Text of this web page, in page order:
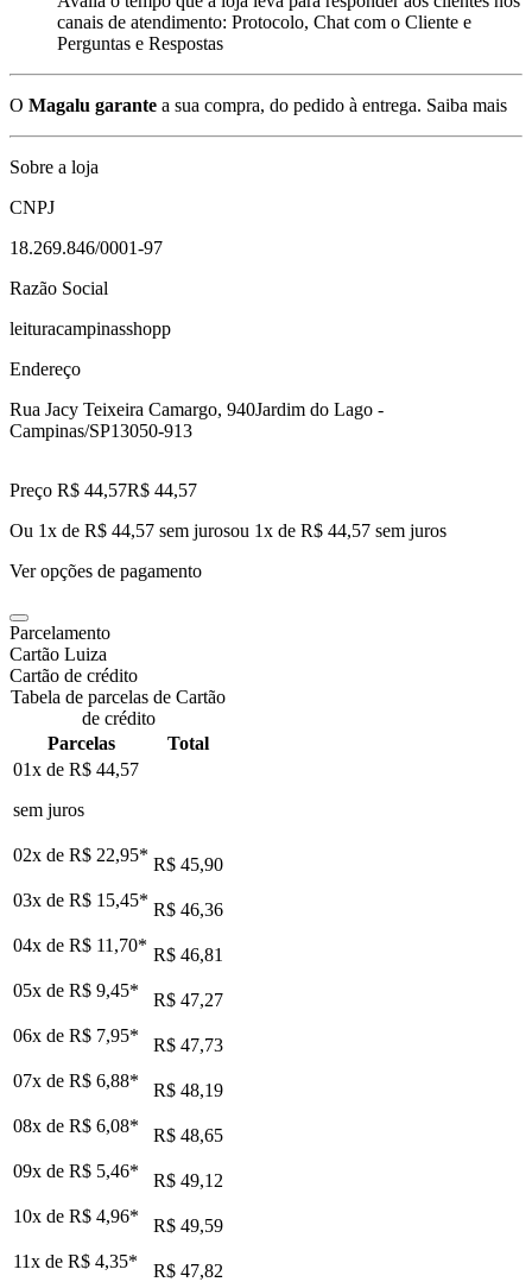
canais de atendimento: Protocolo, Chat com o Cliente e
Perguntas e Respostas
O Magalu garante a sua compra, do pedido à entrega. Saiba mais
Sobre a loja
CNPJ
18.269.846/0001-97
Razão Social
leituracampinasshopp
Endereço
Rua Jacy Teixeira Camargo, 940Jardim do Lago -
Campinas/SP13050-913
Preço R$ 44,57R$ 44,57
Ou 1x de R$ 44,57 sem jurosou 1x de R$ 44,57 sem juros
Ver opções de pagamento
Parcelamento
Cartão Luiza
Cartão de crédito
Tabela de parcelas de Cartão
de crédito
Parcelas
Total
01x de R$ 44,57
sem juros
02x de R$ 22,95* R$ 45,90
03x de R$ 15,45* R$ 46,36
04x de R$ 11,70* R$ 46,81
05x de R$ 9,45*
R$ 47,27
06x de R$ 7,95*
R$ 47,73
07x de R$ 6,88*
R$ 48,19
08x de R$ 6,08*
R$ 48,65
09x de R$ 5,46*
R$ 49,12
10x de R$ 4,96*
R$ 49,59
11x de R$ 4,35*
R$ 47,82